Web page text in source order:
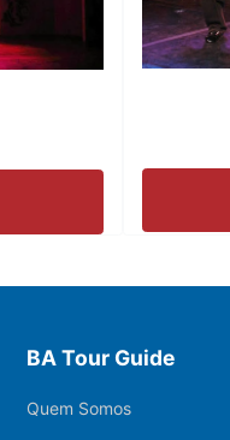
BA Tour Guide
Quem Somos